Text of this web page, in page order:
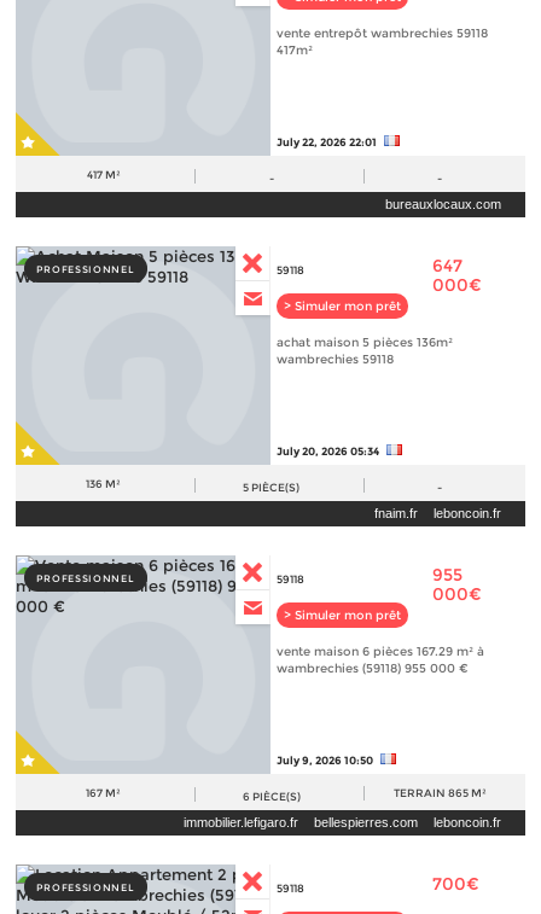
vente entrepôt wambrechies 59118
417m²
July 22, 2026 22:01
417 M² - -
bureauxlocaux.com
PROFESSIONNEL 59118
> Simuler mon prêt
647
000€
achat maison 5 pièces 136m²
wambrechies 59118
July 20, 2026 05:34
136 M² 5 PIÈCE(S) -
fnaim.fr leboncoin.fr
PROFESSIONNEL 59118
> Simuler mon prêt
955
000€
vente maison 6 pièces 167.29 m² à
wambrechies (59118) 955 000 €
July 9, 2026 10:50
167 M² 6 PIÈCE(S) TERRAIN 865 M²
immobilier.lefigaro.fr bellespierres.com leboncoin.fr
PROFESSIONNEL 59118 700€